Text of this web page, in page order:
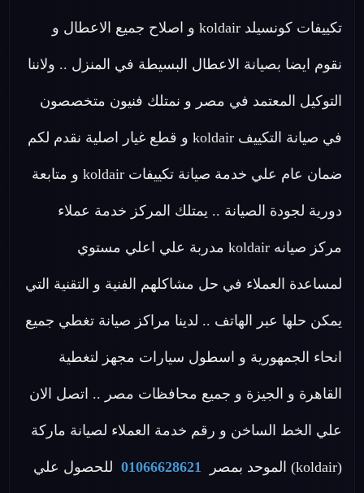
تكييفات كونسيلد koldair و اصلاح جميع الاعطال و
نقوم ايضا بصيانة الاعطال البسيطة في المنزل .. ولاننا
التوكيل المعتمد في مصر و نمتلك فنيون متخصصون
في صيانة التكييف koldair و قطع غيار اصلية نقدم لكم
ضمان عام علي خدمة صيانة تكييفات koldair و متابعة
دورية لجودة الصيانة .. يمتلك المركز خدمة عملاء
مركز صيانه koldair مدربة علي اعلي مستوي
لمساعدة العملاء في حل مشاكلهم الفنية و التقنية التي
يمكن حلها عبر الهاتف .. لدينا مراكز صيانة تغطي جميع
انحاء الجمهورية و اسطول سيارات مجهز لتغطية
القاهرة و الجيزة و جميع محافظات مصر .. اتصل الان
علي الخط الساخن و رقم خدمة العملاء لصيانة ماركة
(koldair) الموحد بمصر 01066628621 للحصول علي